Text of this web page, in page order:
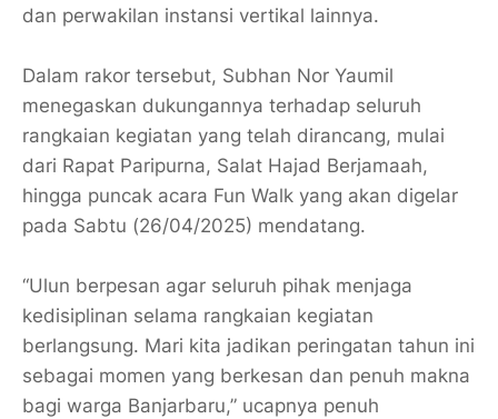
dan perwakilan instansi vertikal lainnya.
Dalam rakor tersebut, Subhan Nor Yaumil
menegaskan dukungannya terhadap seluruh
rangkaian kegiatan yang telah dirancang, mulai
dari Rapat Paripurna, Salat Hajad Berjamaah,
hingga puncak acara Fun Walk yang akan digelar
pada Sabtu (26/04/2025) mendatang.
“Ulun berpesan agar seluruh pihak menjaga
kedisiplinan selama rangkaian kegiatan
berlangsung. Mari kita jadikan peringatan tahun ini
sebagai momen yang berkesan dan penuh makna
bagi warga Banjarbaru,” ucapnya penuh